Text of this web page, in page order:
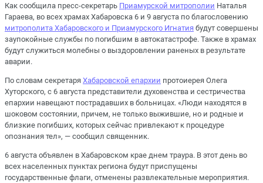
Как сообщила пресс-секретарь Приамурской митрополии Наталья
Гараева, во всех храмах Хабаровска 6 и 9 августа по благословению
митрополита Хабаровского и Приамурского Игнатия будут совершены
заупокойные службы по погибшим в автокатастрофе. Также в храмах
будут служиться молебны о выздоровлении раненых в результате
аварии.
По словам секретаря Хабаровской епархии протоиерея Олега
Хуторского, с 6 августа представители духовенства и сестричества
епархии навещают пострадавших в больницах. «Люди находятся в
шоковом состоянии, причем, не только выжившие, но и родные и
близкие погибших, которых сейчас привлекают к процедуре
опознания тел», — сообщил священник.
6 августа объявлен в Хабаровском крае днем траура. В этот день во
всех населенных пунктах региона будут приспущены
государственные флаги, отменены развлекательные мероприятия.